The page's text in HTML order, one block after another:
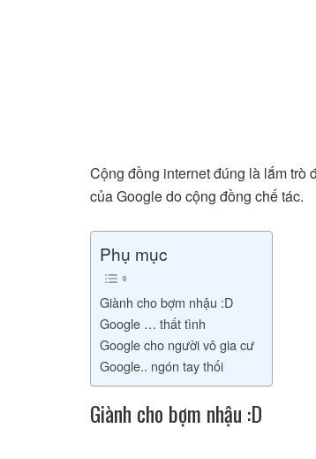
Cộng đồng internet đúng là lắm
của Google do cộng đồng chế tác.
Phụ mục
Giành cho bợm nhậu :D
Google … thất tình
Google cho người vô gia cư
Google.. ngón tay thối
Giành cho bợm nhậu :D